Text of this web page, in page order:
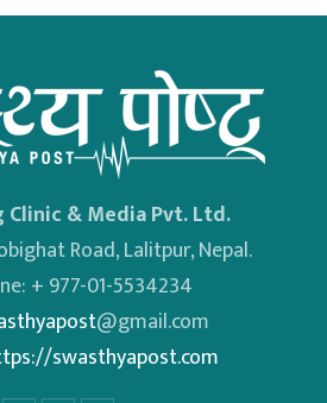
& Media Pvt. Ltd.
Road, Lalitpur, Nepal.
+ 977-01-5534234
@gmail.com
swasthyapost.com